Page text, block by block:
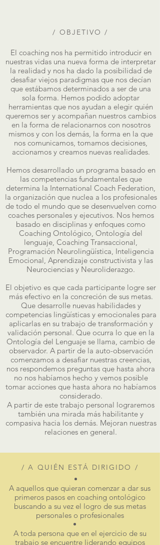
/ OBJETIVO /
El coaching nos ha permitido introducir en
nuestras vidas una nueva forma de interpretar
la realidad y nos ha dado la posibilidad de
desafiar viejos paradigmas que nos decían
que estábamos determinados a ser de una
sola forma. Hemos podido adoptar
herramientas que nos ayudan a elegir quién
queremos ser y acompañan nuestros cambios
en la forma de relacionarnos con nosotros
mismos y con los demás, la forma en la que
nos comunicamos, tomamos decisiones,
accionamos y creamos nuevas realidades.
Hemos desarrollado un programa basado en
las competencias fundamentales que
determina la International Coach Federation,
la organización que nuclea a los profesionales
de todo el mundo que se desenvuelven como
coaches personales y ejecutivos. Nos hemos
basado en disciplinas y enfoques como
Coaching Ontológico, Ontología del
lenguaje, Coaching Transaccional,
Programación Neurolingüística, Inteligencia
Emocional, Aprendizaje constructivista y las
Neurociencias y Neuroliderazgo.
El objetivo es que cada participante logre ser
más efectivo en la concreción de sus metas.
Que desarrolle nuevas habilidades y
competencias lingüísticas y emocionales para
aplicarlas en su trabajo de transformación y
validación personal. Que ocurra lo que en la
Ontología del Lenguaje se llama, cambio de
observador. A partir de la auto-observación
comenzamos a desafiar nuestras creencias,
nos respondemos preguntas que hasta ahora
no nos habíamos hecho y vemos posible
tomar acciones que hasta ahora no habíamos
considerado.
A partir de este trabajo personal lograremos
también una mirada más habilitante y
compasiva hacia los demás. Mejoran nuestras
relaciones en general.
/ A QUIÉN ESTÁ DIRIGIDO /
A aquellos que quieran comenzar a dar sus
primeros pasos en coaching ontológico
buscando a su vez el logro de sus metas
personales o profesionales
A toda persona que en el ejercicio de su
trabajo se encuentre liderando equipos